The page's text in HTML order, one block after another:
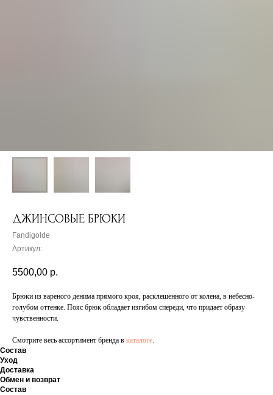
ДЖИНСОВЫЕ БРЮКИ
Fandigolde
Артикул:
5500,00 р.
Брюки из вареного денима прямого кроя, расклешенного от колена, в небесно-
голубом оттенке. Пояс брюк обладает изгибом спереди, что придает образу
чувственности.
Смотрите весь ассортимент бренда в каталоге.
Состав
Уход
Доставка
Обмен и возврат
Состав